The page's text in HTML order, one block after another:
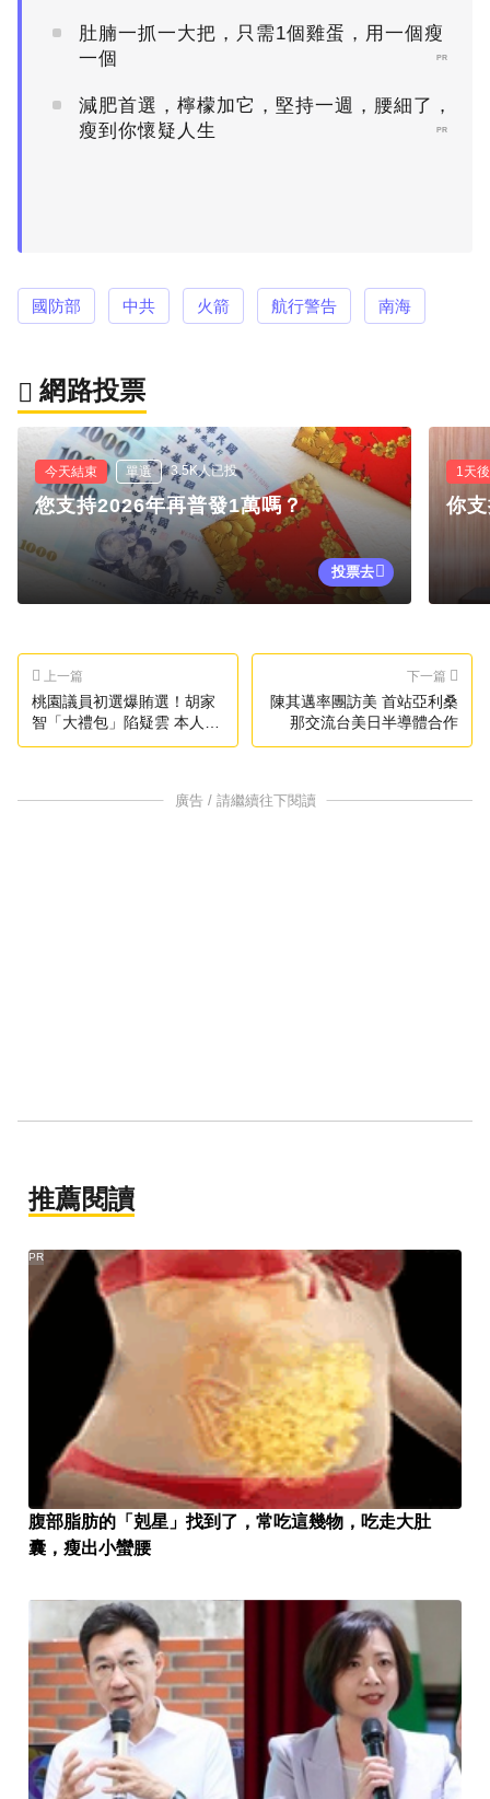
肚腩一抓一大把，只需1個雞蛋，用一個瘦
一個
PR
減肥首選，檸檬加它，堅持一週，腰細了，
瘦到你懷疑人生
PR
國防部 中共 火箭 航行警告 南海
網路投票
今天結束 單選 3.5K人已投
您支持2026年再普發1萬嗎？
投票去
1天
你
上一篇
桃園議員初選爆賄選！胡家
智「大禮包」陷疑雲 本人回
應了
下一篇
陳其邁率團訪美 首站亞利桑
那交流台美日半導體合作
廣告 / 請繼續往下閱讀
推薦閱讀
腹部脂肪的「剋星」找到了，常吃這幾物，吃走大肚
囊，瘦出小蠻腰
PR